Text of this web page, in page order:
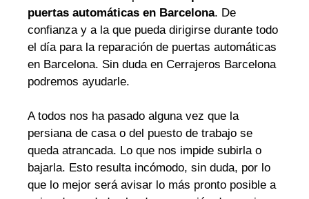
puertas automáticas en Barcelona. De
confianza y a la que pueda dirigirse durante todo
el día para la reparación de puertas automáticas
en Barcelona. Sin duda en Cerrajeros Barcelona
podremos ayudarle.
A todos nos ha pasado alguna vez que la
persiana de casa o del puesto de trabajo se
queda atrancada. Lo que nos impide subirla o
bajarla. Esto resulta incómodo, sin duda, por lo
que lo mejor será avisar lo más pronto posible a